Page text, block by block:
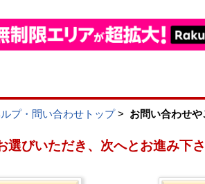
プ・問い合わせトップ> お問い合わせ
選びいただき、次へとお進み下さ